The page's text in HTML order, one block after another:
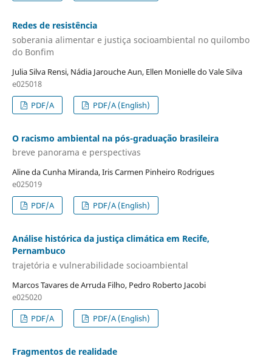
Redes de resistência
soberania alimentar e justiça socioambiental no quilombo
do Bonfim
Julia Silva Rensi, Nádia Jarouche Aun, Ellen Monielle do Vale Silva
e025018
PDF/A
PDF/A (English)
O racismo ambiental na pós-graduação brasileira
breve panorama e perspectivas
Aline da Cunha Miranda, Iris Carmen Pinheiro Rodrigues
e025019
PDF/A
PDF/A (English)
Análise histórica da justiça climática em Recife,
Pernambuco
trajetória e vulnerabilidade socioambiental
Marcos Tavares de Arruda Filho, Pedro Roberto Jacobi
e025020
PDF/A
PDF/A (English)
Fragmentos de realidade